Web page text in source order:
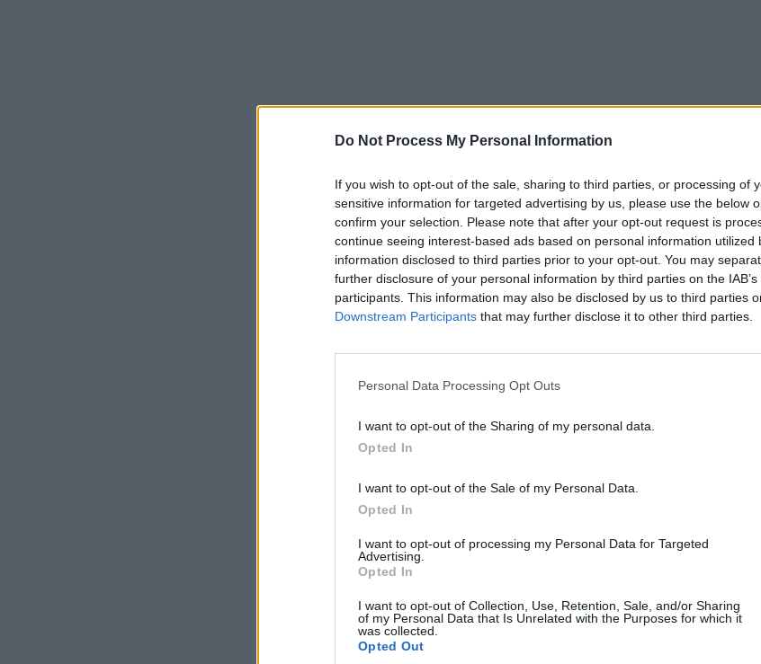
Do Not Process My Personal Information
If you wish to opt-out of the sale, sharing to third parties, or processing of
sensitive information for targeted advertising by us, please use the below
confirm your selection. Please note that after your opt-out request is
continue seeing interest-based ads based on personal information utilized
information disclosed to third parties prior to your opt-out. You may
further disclosure of your personal information by third parties on the
participants. This information may also be disclosed by us to third parties
Downstream Participants that may further disclose it to other third parties.
Personal Data Processing Opt Outs
I want to opt-out of the Sharing of my personal data.
Opted In
I want to opt-out of the Sale of my Personal Data.
Opted In
I want to opt-out of processing my Personal Data for Targeted
Advertising.
Opted In
I want to opt-out of Collection, Use, Retention, Sale, and/or Sharing
of my Personal Data that Is Unrelated with the Purposes for which it
was collected.
Opted Out